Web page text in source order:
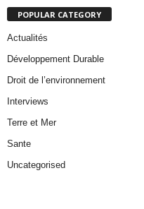
POPULAR CATEGORY
Actualités
Développement Durable
Droit de l’environnement
Interviews
Terre et Mer
Sante
Uncategorised